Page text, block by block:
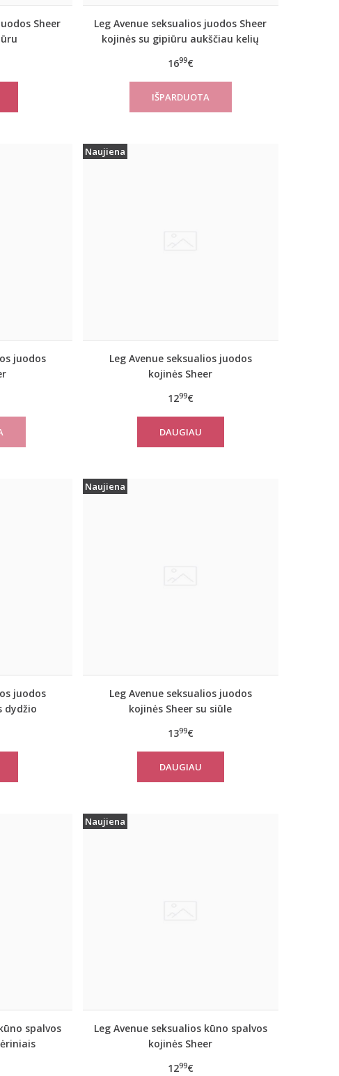
Sheer
Leg Avenue seksualios juodos Sheer
kojinės su gipiūru aukščiau kelių
1699€
juodos
Naujiena
Leg Avenue seksualios juodos
kojinės Sheer
1299€
DAUGIAU
juodos
dydžio
Naujiena
Leg Avenue seksualios juodos
kojinės Sheer su siūle
1399€
DAUGIAU
spalvos
Naujiena
Leg Avenue seksualios kūno spalvos
kojinės Sheer
1299€